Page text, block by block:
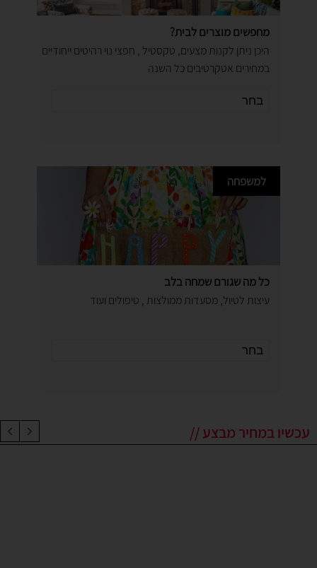
מחפשים מוצרים לבית?
היכן ניתן לקנות מצעים, טקסטיל , חפצי נוי רהיטים ייחודיים
במחירים אטקרטיבים כל השנה
למשפחה
כל מה שגורם שמחה בלב
עיצות לטיול, מסעדות ממולצות , טיפולים ועוד
עכשיו במחיר מבצע //